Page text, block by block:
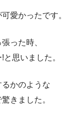
愛かったです。
った時、
思いました。
かのような
きました。